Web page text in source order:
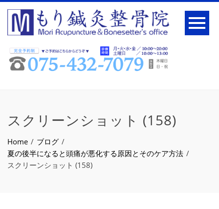
スクリーンショット (158)
Home
ブログ
夏の後半になると頭痛が悪化する原因とそのケア方法
スクリーンショット (158)